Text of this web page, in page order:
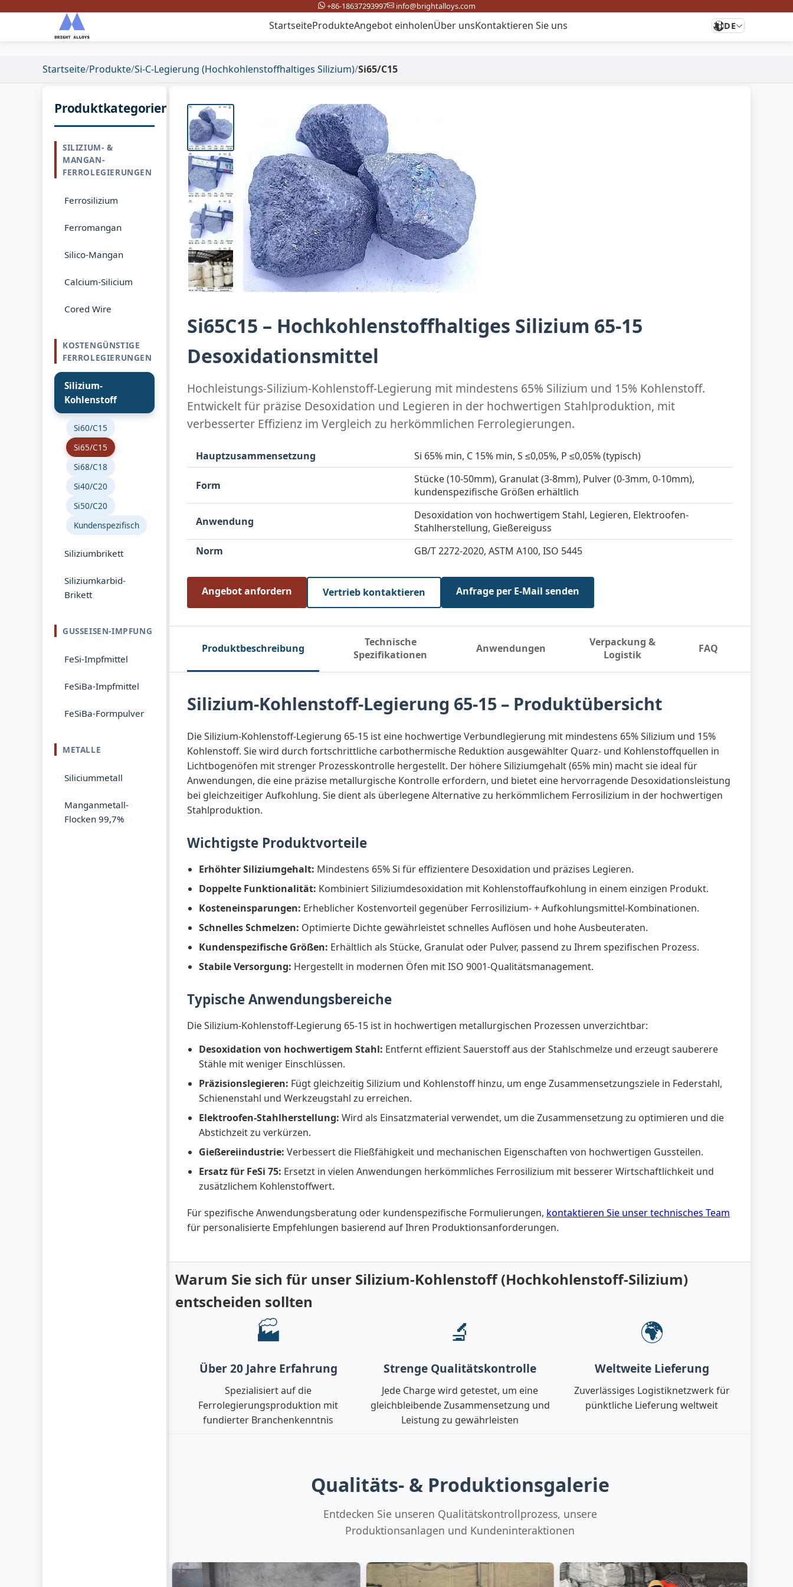
+86-18637293997 info@brightalloys.com
StartseiteProdukteAngebot einholenÜber unsKontaktieren Sie uns DE
Startseite/Produkte/Si-C-Legierung (Hochkohlenstoffhaltiges Silizium)/Si65/C15
Produktkategorien
SILIZIUM- &
MANGAN-
FERROLEGIERUNGEN
Ferrosilizium
Ferromangan
Silico-Mangan
Calcium-Silicium
Cored Wire
KOSTENGÜNSTIGE
FERROLEGIERUNGEN
Silizium-
Kohlenstoff
Si60/C15
Si65/C15
Si68/C18
Si40/C20
Si50/C20
Kundenspezifisch
Siliziumbrikett
Siliziumkarbid-
Brikett
GUSSEISEN-IMPFUNG
FeSi-Impfmittel
FeSiBa-Impfmittel
FeSiBa-Formpulver
METALLE
Siliciummetall
Manganmetall-
Flocken 99,7%
Si65C15 – Hochkohlenstoffhaltiges Silizium 65-15
Desoxidationsmittel
Hochleistungs-Silizium-Kohlenstoff-Legierung mit mindestens 65% Silizium und 15% Kohlenstoff.
Entwickelt für präzise Desoxidation und Legieren in der hochwertigen Stahlproduktion, mit
verbesserter Effizienz im Vergleich zu herkömmlichen Ferrolegierungen.
Hauptzusammensetzung Si 65% min, C 15% min, S ≤0,05%, P ≤0,05% (typisch)
Form
Stücke (10-50mm), Granulat (3-8mm), Pulver (0-3mm, 0-10mm),
kundenspezifische Größen erhältlich
Anwendung
Desoxidation von hochwertigem Stahl, Legieren, Elektroofen-
Stahlherstellung, Gießereiguss
Norm
GB/T 2272-2020, ASTM A100, ISO 5445
Angebot anfordern Vertrieb kontaktieren Anfrage per E-Mail senden
Produktbeschreibung
Technische
Spezifikationen
Anwendungen
Verpackung &
Logistik
FAQ
Silizium-Kohlenstoff-Legierung 65-15 – Produktübersicht
Die Silizium-Kohlenstoff-Legierung 65-15 ist eine hochwertige Verbundlegierung mit mindestens 65% Silizium und 15%
Kohlenstoff. Sie wird durch fortschrittliche carbothermische Reduktion ausgewählter Quarz- und Kohlenstoffquellen in
Lichtbogenöfen mit strenger Prozesskontrolle hergestellt. Der höhere Siliziumgehalt (65% min) macht sie ideal für
Anwendungen, die eine präzise metallurgische Kontrolle erfordern, und bietet eine hervorragende Desoxidationsleistung
bei gleichzeitiger Aufkohlung. Sie dient als überlegene Alternative zu herkömmlichem Ferrosilizium in der hochwertigen
Stahlproduktion.
Wichtigste Produktvorteile
Erhöhter Siliziumgehalt: Mindestens 65% Si für effizientere Desoxidation und präzises Legieren.
Doppelte Funktionalität: Kombiniert Siliziumdesoxidation mit Kohlenstoffaufkohlung in einem einzigen Produkt.
Kosteneinsparungen: Erheblicher Kostenvorteil gegenüber Ferrosilizium- + Aufkohlungsmittel-Kombinationen.
Schnelles Schmelzen: Optimierte Dichte gewährleistet schnelles Auflösen und hohe Ausbeuteraten.
Kundenspezifische Größen: Erhältlich als Stücke, Granulat oder Pulver, passend zu Ihrem spezifischen Prozess.
Stabile Versorgung: Hergestellt in modernen Öfen mit ISO 9001-Qualitätsmanagement.
Typische Anwendungsbereiche
Die Silizium-Kohlenstoff-Legierung 65-15 ist in hochwertigen metallurgischen Prozessen unverzichtbar:
Desoxidation von hochwertigem Stahl: Entfernt effizient Sauerstoff aus der Stahlschmelze und erzeugt sauberere
Stähle mit weniger Einschlüssen.
Präzisionslegieren: Fügt gleichzeitig Silizium und Kohlenstoff hinzu, um enge Zusammensetzungsziele in Federstahl,
Schienenstahl und Werkzeugstahl zu erreichen.
Elektroofen-Stahlherstellung: Wird als Einsatzmaterial verwendet, um die Zusammensetzung zu optimieren und die
Abstichzeit zu verkürzen.
Gießereiindustrie: Verbessert die Fließfähigkeit und mechanischen Eigenschaften von hochwertigen Gussteilen.
Ersatz für FeSi 75: Ersetzt in vielen Anwendungen herkömmliches Ferrosilizium mit besserer Wirtschaftlichkeit und
zusätzlichem Kohlenstoffwert.
Für spezifische Anwendungsberatung oder kundenspezifische Formulierungen, kontaktieren Sie unser technisches Team
für personalisierte Empfehlungen basierend auf Ihren Produktionsanforderungen.
Warum Sie sich für unser Silizium-Kohlenstoff (Hochkohlenstoff-Silizium)
entscheiden sollten
🏭
Über 20 Jahre Erfahrung
Spezialisiert auf die
Ferrolegierungsproduktion mit
fundierter Branchenkenntnis
🔬
Strenge Qualitätskontrolle
Jede Charge wird getestet, um eine
gleichbleibende Zusammensetzung und
Leistung zu gewährleisten
🌍
Weltweite Lieferung
Zuverlässiges Logistiknetzwerk für
pünktliche Lieferung weltweit
Qualitäts- & Produktionsgalerie
Entdecken Sie unseren Qualitätskontrollprozess, unsere
Produktionsanlagen und Kundeninteraktionen